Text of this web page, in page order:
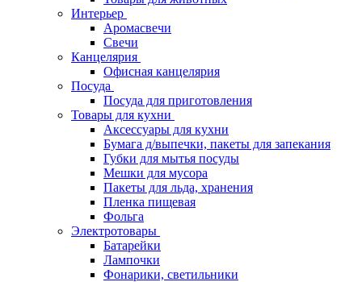
Интерьер
Аромасвечи
Свечи
Канцелярия
Офисная канцелярия
Посуда
Посуда для приготовления
Товары для кухни
Аксессуары для кухни
Бумага д/выпечки, пакеты для запекания
Губки для мытья посуды
Мешки для мусора
Пакеты для льда, хранения
Пленка пищевая
Фольга
Электротовары
Батарейки
Лампочки
Фонарики, светильники